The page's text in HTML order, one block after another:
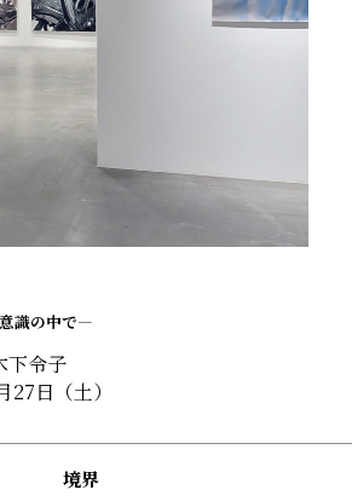
識の中で—
下令子
日（土）
境界